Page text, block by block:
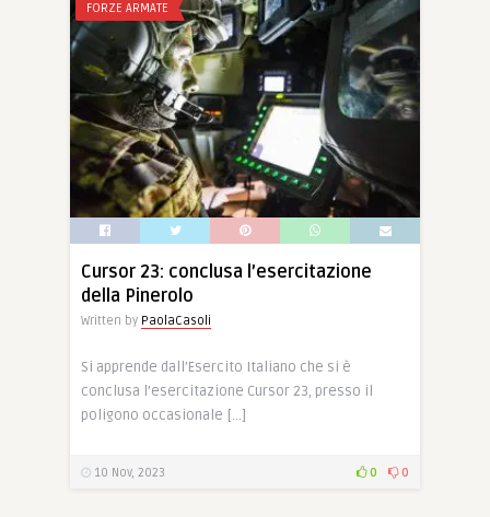
FORZE ARMATE
Cursor 23: conclusa l’esercitazione
della Pinerolo
Written by PaolaCasoli
Si apprende dall’Esercito Italiano che si è
conclusa l’esercitazione Cursor 23, presso il
poligono occasionale […]
10 Nov, 2023 0 0